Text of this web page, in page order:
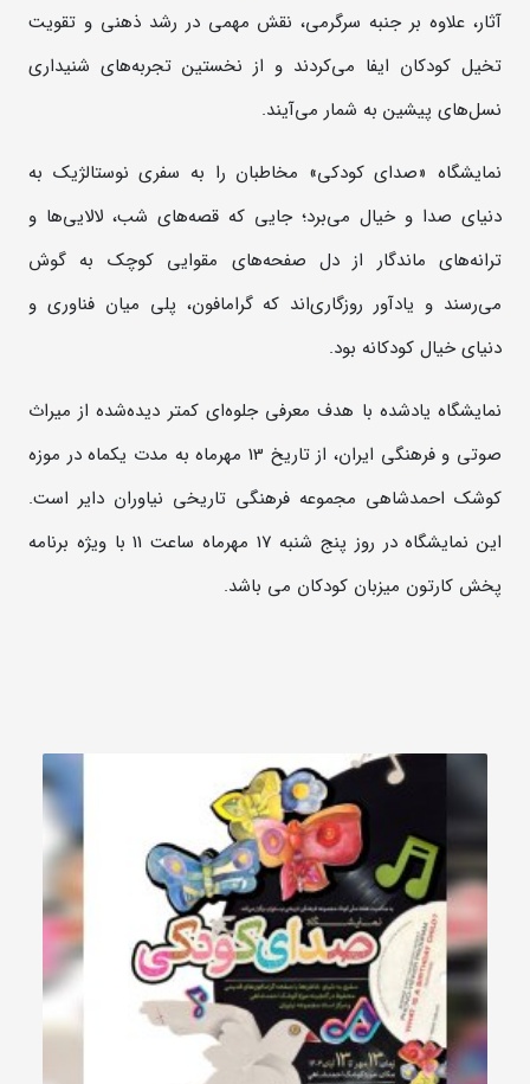
آثار، علاوه بر جنبه سرگرمی، نقش مهمی در رشد ذهنی و تقویت
تخیل کودکان ایفا می‌کردند و از نخستین تجربه‌های شنیداری
نسل‌های پیشین به شمار می‌آیند.
نمایشگاه «صدای کودکی» مخاطبان را به سفری نوستالژیک به
دنیای صدا و خیال می‌برد؛ جایی که قصه‌های شب، لالایی‌ها و
ترانه‌های ماندگار از دل صفحه‌های مقوایی کوچک به گوش
می‌رسند و یادآور روزگاری‌اند که گرامافون، پلی میان فناوری و
دنیای خیال کودکانه بود.
نمایشگاه یادشده با هدف معرفی جلوه‌ای کمتر دیده‌شده از میراث
صوتی و فرهنگی ایران، از تاریخ 13 مهرماه به مدت یکماه در موزه
کوشک احمدشاهی مجموعه فرهنگی تاریخی نیاوران دایر است.
این نمایشگاه در روز پنج شنبه 17 مهرماه ساعت 11 با ویژه برنامه
پخش کارتون میزبان کودکان می باشد.